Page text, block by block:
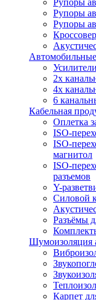
Рупоры
Рупоры
Рупоры
Автомобильные
2х
4х
6
Кабельная
Оплетка
ISO-
ISO-
магнитол
ISO-
разъемов
Y-
Силовой
Разъёмы
Шумоизоляция
Карпет